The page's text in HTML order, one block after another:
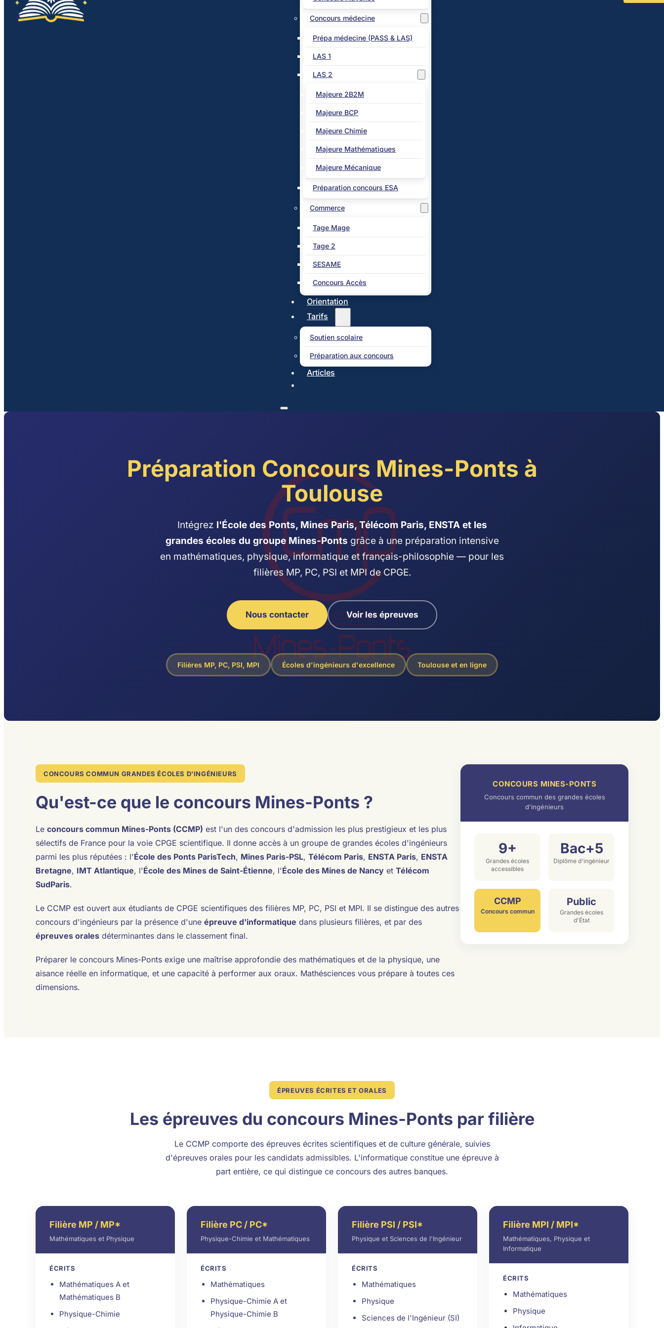
Concours médecine
Prépa médecine (PASS & LAS)
LAS 1
LAS 2
Majeure 2B2M
Majeure BCP
Majeure Chimie
Majeure Mathématiques
Majeure Mécanique
Préparation concours ESA
Commerce
Tage Mage
Tage 2
SESAME
Concours Accès
Orientation
Tarifs
Soutien scolaire
Préparation aux concours
Articles
Préparation Concours Mines-Ponts à
Toulouse
Intégrez l'École des Ponts, Mines Paris, Télécom Paris, ENSTA et les
grandes écoles du groupe Mines-Ponts grâce à une préparation intensive
en mathématiques, physique, informatique et français-philosophie — pour les
filières MP, PC, PSI et MPI de CPGE.
Nous contacter Voir les épreuves
Filières MP, PC, PSI, MPI Écoles d'ingénieurs d'excellence Toulouse et en ligne
CONCOURS COMMUN GRANDES ÉCOLES D'INGÉNIEURS
Qu'est-ce que le concours Mines-Ponts ?
Le concours commun Mines-Ponts (CCMP) est l'un des concours d'admission les plus prestigieux et les plus
sélectifs de France pour la voie CPGE scientifique. Il donne accès à un groupe de grandes écoles d'ingénieurs
parmi les plus réputées : l'École des Ponts ParisTech, Mines Paris-PSL, Télécom Paris, ENSTA Paris, ENSTA
Bretagne, IMT Atlantique, l'École des Mines de Saint-Étienne, l'École des Mines de Nancy et Télécom
SudParis.
Le CCMP est ouvert aux étudiants de CPGE scientifiques des filières MP, PC, PSI et MPI. Il se distingue des autres
concours d'ingénieurs par la présence d'une épreuve d'informatique dans plusieurs filières, et par des
épreuves orales déterminantes dans le classement final.
Préparer le concours Mines-Ponts exige une maîtrise approfondie des mathématiques et de la physique, une
aisance réelle en informatique, et une capacité à performer aux oraux. Mathésciences vous prépare à toutes ces
dimensions.
CONCOURS MINES-PONTS
Concours commun des grandes écoles
d'ingénieurs
9+
Grandes écoles
accessibles
Bac+5
Diplôme d'ingénieur
CCMP
Concours commun
Public
Grandes écoles
d'État
ÉPREUVES ÉCRITES ET ORALES
Les épreuves du concours Mines-Ponts par filière
Le CCMP comporte des épreuves écrites scientifiques et de culture générale, suivies
d'épreuves orales pour les candidats admissibles. L'informatique constitue une épreuve à
part entière, ce qui distingue ce concours des autres banques.
Filière MP / MP*
Mathématiques et Physique
ÉCRITS
Mathématiques A et
Mathématiques B
Physique-Chimie
Filière PC / PC*
Physique-Chimie et Mathématiques
ÉCRITS
Mathématiques
Physique-Chimie A et
Physique-Chimie B
Filière PSI / PSI*
Physique et Sciences de l'Ingénieur
ÉCRITS
Mathématiques
Physique
Sciences de l'Ingénieur (SI)
Filière MPI / MPI*
Mathématiques, Physique et
Informatique
ÉCRITS
Mathématiques
Physique